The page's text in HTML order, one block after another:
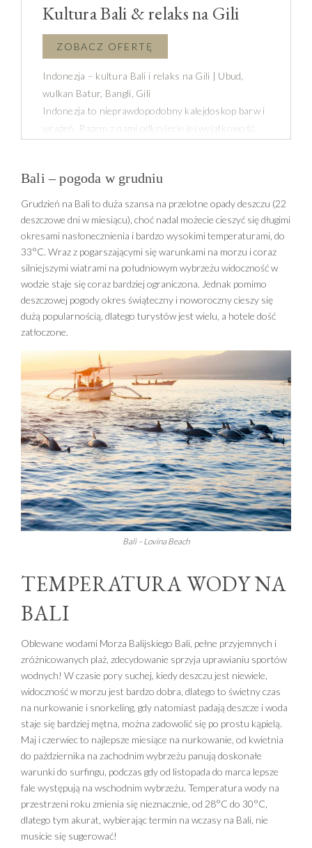
Kultura Bali & relaks na Gili
Indonezja – kultura Bali i relaks na Gili | Ubud,
wulkan Batur, Bangli, Gili
Indonezja to nieprawdopodobny kalejdoskop barw i
wrażeń. Razem z nami odkryjecie jej wyjątkowość.
morzu Balijskim.
Bali – pogoda w grudniu
Grudzień na Bali to duża szansa na przelotne opady deszczu (22
deszczowe dni w miesiącu), choć nadal możecie cieszyć się długimi
okresami nasłonecznienia i bardzo wysokimi temperaturami, do
33°C. Wraz z pogarszającymi się warunkami na morzu i coraz
silniejszymi wiatrami na południowym wybrzeżu widoczność w
wodzie staje się coraz bardziej ograniczona. Jednak pomimo
deszczowej pogody okres świąteczny i noworoczny cieszy się
dużą popularnością, dlatego turystów jest wielu, a hotele dość
zatłoczone.
Bali – Lovina Beach
TEMPERATURA WODY NA
BALI
Oblewane wodami Morza Balijskiego Bali, pełne przyjemnych i
zróżnicowanych plaż, zdecydowanie sprzyja uprawianiu sportów
wodnych! W czasie pory suchej, kiedy deszczu jest niewiele,
widoczność w morzu jest bardzo dobra, dlatego to świetny czas
na nurkowanie i snorkeling, gdy natomiast padają deszcze i woda
staje się bardziej mętna, można zadowolić się po prostu kąpielą.
Maj i czerwiec to najlepsze miesiące na nurkowanie, od kwietnia
do października na zachodnim wybrzeżu panują doskonałe
warunki do surfingu, podczas gdy od listopada do marca lepsze
fale występują na wschodnim wybrzeżu. Temperatura wody na
przestrzeni roku zmienia się nieznacznie, od 28°C do 30°C,
dlatego tym akurat, wybierając termin na wczasy na Bali, nie
musicie się sugerować!